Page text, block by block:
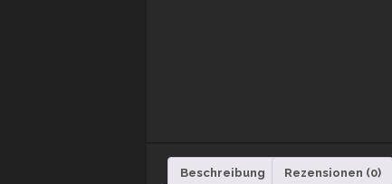
Beschreibung Rezensionen (0)